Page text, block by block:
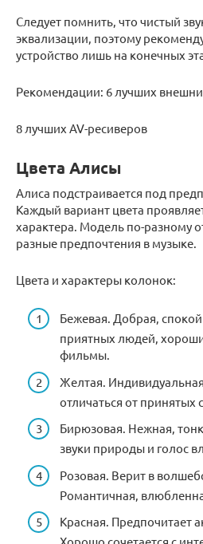
Следует помнить, что чистый
эквализации, поэтому
устройство лишь на конечных
Рекомендации: 6 лучших
8 лучших AV-ресиверов
Цвета Алисы
Алиса подстраивается под
Каждый вариант цвета
характера. Модель по-разному
разные предпочтения в музыке.
Цвета и характеры колонок:
Бежевая. Добрая,
приятных людей,
фильмы.
Желтая.
отличаться от принятых
Бирюзовая. Нежная,
звуки природы и голос
Розовая. Верит в
Романтичная,
Красная. Предпочитает